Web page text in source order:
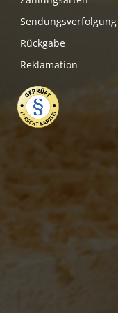
Sendungsverfolgung
Rückgabe
Reklamation